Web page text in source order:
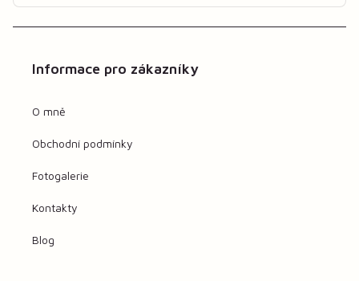
Informace pro zákazníky
O mně
Obchodní podmínky
Fotogalerie
Kontakty
Blog